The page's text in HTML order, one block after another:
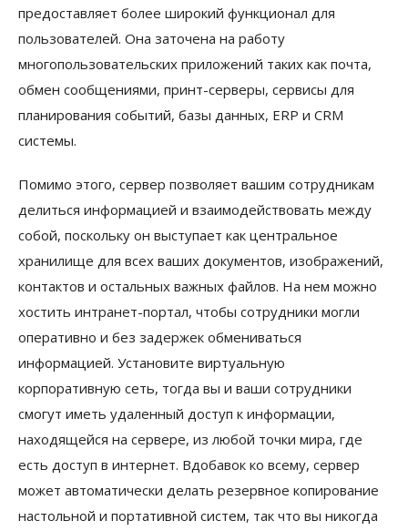
предоставляет более широкий функционал для
пользователей. Она заточена на работу
многопользовательских приложений таких как почта,
обмен сообщениями, принт-серверы, сервисы для
планирования событий, базы данных, ERP и CRM
системы.
Помимо этого, сервер позволяет вашим сотрудникам
делиться информацией и взаимодействовать между
собой, поскольку он выступает как центральное
хранилище для всех ваших документов, изображений,
контактов и остальных важных файлов. На нем можно
хостить интранет-портал, чтобы сотрудники могли
оперативно и без задержек обмениваться
информацией. Установите виртуальную
корпоративную сеть, тогда вы и ваши сотрудники
смогут иметь удаленный доступ к информации,
находящейся на сервере, из любой точки мира, где
есть доступ в интернет. Вдобавок ко всему, сервер
может автоматически делать резервное копирование
настольной и портативной систем, так что вы никогда